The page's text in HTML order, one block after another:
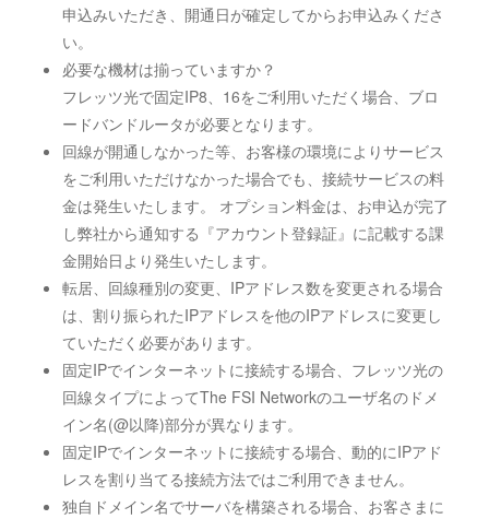
申込みいただき、開通日が確定してからお申込みくださ
い。
必要な機材は揃っていますか？
フレッツ光で固定IP8、16をご利用いただく場合、ブロ
ードバンドルータが必要となります。
回線が開通しなかった等、お客様の環境によりサービス
をご利用いただけなかった場合でも、接続サービスの料
金は発生いたします。 オプション料金は、お申込が完了
し弊社から通知する『アカウント登録証』に記載する課
金開始日より発生いたします。
転居、回線種別の変更、IPアドレス数を変更される場合
は、割り振られたIPアドレスを他のIPアドレスに変更し
ていただく必要があります。
固定IPでインターネットに接続する場合、フレッツ光の
回線タイプによってThe FSI Networkのユーザ名のドメ
イン名(@以降)部分が異なります。
固定IPでインターネットに接続する場合、動的にIPアド
レスを割り当てる接続方法ではご利用できません。
独自ドメイン名でサーバを構築される場合、お客さまに